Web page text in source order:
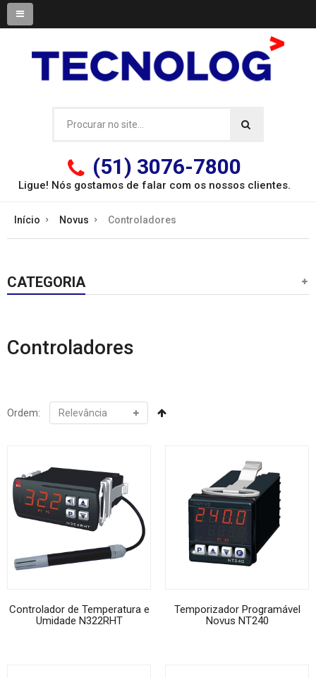
(51) 3076-7800
Ligue! Nós gostamos de falar com os nossos clientes.
Início Novus Controladores
CATEGORIA
Controladores
Ordem:
Controlador de Temperatura e
Umidade N322RHT
Temporizador Programável
Novus NT240